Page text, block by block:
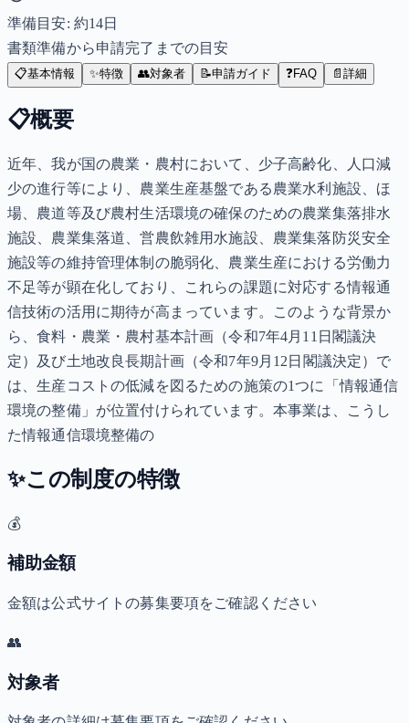
準備目安: 約14日
書類準備から申請完了までの目安
📋基本情報 ✨特徴 👥対象者 📝申請ガイド ❓FAQ 📄 詳細
📋概要
近年、我が国の農業・農村において、少子高齢化、人口減
少の進行等により、農業生産基盤である農業水利施設、ほ
場、農道等及び農村生活環境の確保のための農業集落排水
施設、農業集落道、営農飲雑用水施設、農業集落防災安全
施設等の維持管理体制の脆弱化、農業生産における労働力
不足等が顕在化しており、これらの課題に対応する情報通
信技術の活用に期待が高まっています。このような背景か
ら、食料・農業・農村基本計画（令和7年4月11日閣議決
定）及び土地改良長期計画（令和7年9月12日閣議決定）で
は、生産コストの低減を図るための施策の1つに「情報通信
環境の整備」が位置付けられています。本事業は、こうし
た情報通信環境整備の
✨この制度の特徴
💰
補助金額
金額は公式サイトの募集要項をご確認ください
👥
対象者